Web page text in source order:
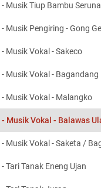
- Musik Tiup Bambu
- Musik Vokal - Sakeco
- Musik Vokal - Malangko
- Musik Vokal - Balawas
- Tari Tanak Eneng Ujan